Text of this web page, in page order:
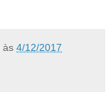
às 4/12/2017